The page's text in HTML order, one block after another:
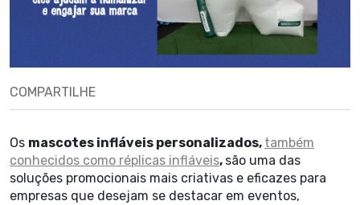
COMPARTILHE
Os mascotes infláveis personalizados, também
conhecidos como réplicas infláveis, são uma das
soluções promocionais mais criativas e eficazes para
empresas que desejam se destacar em eventos,